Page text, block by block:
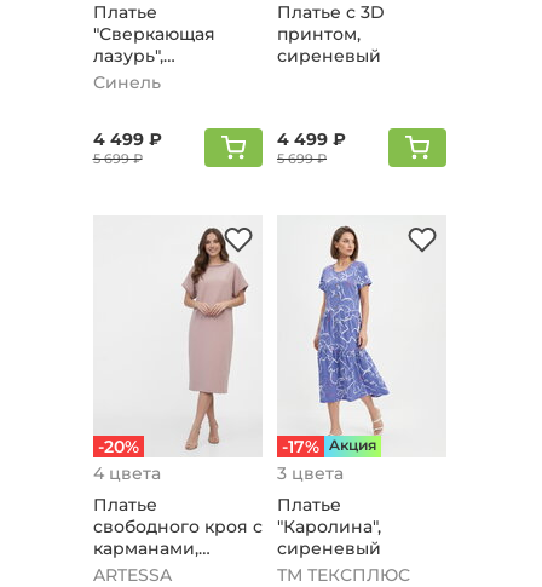
Платье
"Сверкающая
лазурь",
сиреневый
Синель
4 499 ₽
5 699 ₽
Платье с 3D
принтом,
сиреневый
4 499 ₽
5 699 ₽
-20%
4 цвета
Платье
свободного кроя с
карманaми,
лавандово-
ARTESSA
-17% Aкция
3 цвета
Платье
"Кaролина",
сиреневый
ТМ ТЕКСПЛЮС